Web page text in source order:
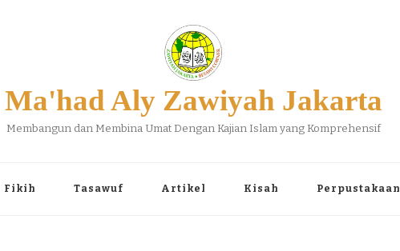
Ma'had Aly Zawiyah Jakarta
Membangun dan Membina Umat Dengan Kajian Islam yang Komprehensif
Fikih Tasawuf Artikel Kisah Perpustakaan